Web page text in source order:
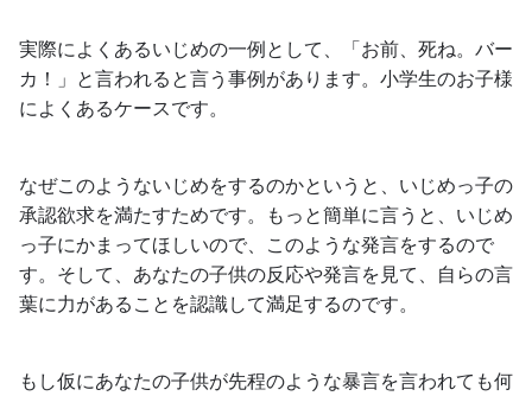
実際によくあるいじめの一例として、「お前、死ね。バー
カ！」と言われると言う事例があります。小学生のお子様
によくあるケースです。
なぜこのようないじめをするのかというと、いじめっ子の
承認欲求を満たすためです。もっと簡単に言うと、いじめ
っ子にかまってほしいので、このような発言をするので
す。そして、あなたの子供の反応や発言を見て、自らの言
葉に力があることを認識して満足するのです。
もし仮にあなたの子供が先程のような暴言を言われても何